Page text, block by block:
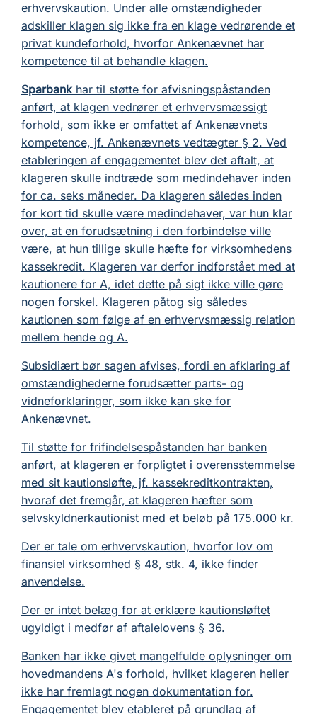
erhvervskaution. Under alle omstændigheder
adskiller klagen sig ikke fra en klage vedrørende et
privat kundeforhold, hvorfor Ankenævnet har
kompetence til at behandle klagen.
Sparbankhar til støtte for afvisningspåstanden
anført, at klagen vedrører et erhvervsmæssigt
forhold, som ikke er omfattet af Ankenævnets
kompetence, jf. Ankenævnets vedtægter § 2. Ved
etableringen af engagementet blev det aftalt, at
klageren skulle indtræde som medindehaver inden
for ca. seks måneder. Da klageren således inden
for kort tid skulle være medindehaver, var hun klar
over, at en forudsætning i den forbindelse ville
være, at hun tillige skulle hæfte for virksomhedens
kassekredit. Klageren var derfor indforstået med at
kautionere for A, idet dette på sigt ikke ville gøre
nogen forskel. Klageren påtog sig således
kautionen som følge af en erhvervsmæssig relation
mellem hende og A.
Subsidiært bør sagen afvises, fordi en afklaring af
omstændighederne forudsætter parts- og
vidneforklaringer, som ikke kan ske for
Ankenævnet.
Til støtte for frifindelsespåstanden har banken
anført, at klageren er forpligtet i overensstemmelse
med sit kautionsløfte, jf. kassekreditkontrakten,
hvoraf det fremgår, at klageren hæfter som
selvskyldnerkautionist med et beløb på 175.000 kr.
Der er tale om erhvervskaution, hvorfor lov om
finansiel virksomhed § 48, stk. 4, ikke finder
anvendelse.
Der er intet belæg for at erklære kautionsløftet
ugyldigt i medfør af aftalelovens § 36.
Banken har ikke givet mangelfulde oplysninger om
hovedmandens A's forhold, hvilket klageren heller
ikke har fremlagt nogen dokumentation for.
Engagementet blev etableret på grundlag af